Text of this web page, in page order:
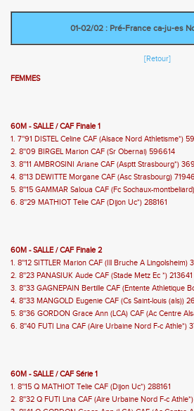
01-02/02 : Pré-France ca-ju-es
[Retour]
FEMMES
60M - SALLE / CAF Finale 1
1. 7''91 DISTEL Celine CAF (Alsace Nord Athletisme*)
2. 8''09 BIRGEL Marion CAF (Sr Obernai) 596614
3. 8''11 AMBROSINI Ariane CAF (Asptt Strasbourg*)
4. 8''13 DEWITTE Morgane CAF (Asc Strasbourg)
5. 8''15 GAMMAR Saloua CAF (Fc Sochaux-
6. 8''29 MATHIOT Telie CAF (Dijon Uc*) 288161
60M - SALLE / CAF Finale 2
1. 8''12 SITTLER Marion CAF (Ill Bruche A Lingolsheim)
2. 8''23 PANASIUK Aude CAF (Stade Metz Ec *) 213641
3. 8''33 GAGNEPAIN Bertille CAF (Entente Athletique
4. 8''33 MANGOLD Eugenie CAF (Cs Saint-louis (als))
5. 8''36 GORDON Grace Ann (LCA) CAF (Ac Centre
6. 8''40 FUTI Lina CAF (Aire Urbaine Nord F-c Athle*)
60M - SALLE / CAF Série 1
1. 8''15 Q MATHIOT Telie CAF (Dijon Uc*) 288161
2. 8''32 Q FUTI Lina CAF (Aire Urbaine Nord F-c